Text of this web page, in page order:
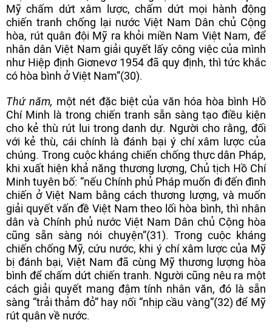
Mỹ chấm dứt xâm lược, chấm dứt mọi hành động
chiến tranh chống lại nước Việt Nam Dân chủ Cộng
hòa, rút quân đội Mỹ ra khỏi miền Nam Việt Nam, để
nhân dân Việt Nam giải quyết lấy công việc của mình
như Hiệp định Giơnevơ 1954 đã quy định, thì tức khắc
có hòa bình ở Việt Nam”(30).
Thứ năm, một nét đặc biệt của văn hóa hòa bình Hồ
Chí Minh là trong chiến tranh sẵn sàng tạo điều kiện
cho kẻ thù rút lui trong danh dự. Người cho rằng, đối
với kẻ thù, cái chính là đánh bại ý chí xâm lược của
chúng. Trong cuộc kháng chiến chống thực dân Pháp,
khi xuất hiện khả năng thương lượng, Chủ tịch Hồ Chí
Minh tuyên bố: “nếu Chính phủ Pháp muốn đi đến đình
chiến ở Việt Nam bằng cách thương lượng, và muốn
giải quyết vấn đề Việt Nam theo lối hòa bình, thì nhân
dân và Chính phủ nước Việt Nam Dân chủ Cộng hòa
cũng sẵn sàng nói chuyện”(31). Trong cuộc kháng
chiến chống Mỹ, cứu nước, khi ý chí xâm lược của Mỹ
bị đánh bại, Việt Nam đã cùng Mỹ thương lượng hòa
bình để chấm dứt chiến tranh. Người cũng nêu ra một
cách giải quyết mang đậm tính nhân văn, đó là sẵn
sàng “trải thảm đỏ” hay nối “nhịp cầu vàng”(32) để Mỹ
rút quân về nước.